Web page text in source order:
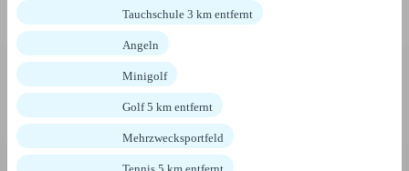
Tauchschule 3 km entfernt
Angeln
Minigolf
Golf 5 km entfernt
Mehrzwecksportfeld